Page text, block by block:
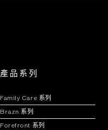
產品系列
Family Care 系列
Brazn 系列
Forefront 系列